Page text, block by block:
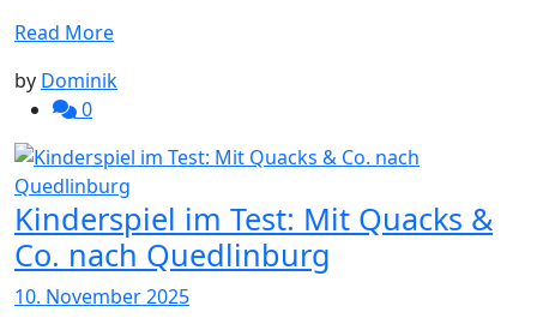
Read More
by Dominik
0
Kinderspiel im Test: Mit Quacks &
Co. nach Quedlinburg
10. November 2025